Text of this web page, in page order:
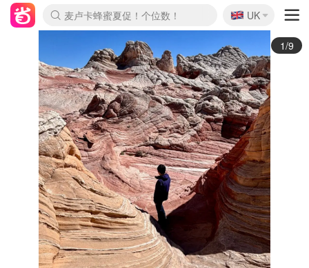
麦卢卡蜂蜜夏促！个位数！
Prada/Miu 4.8折！
啥？必胜客披萨5折！
🇬🇧
UK
2/9